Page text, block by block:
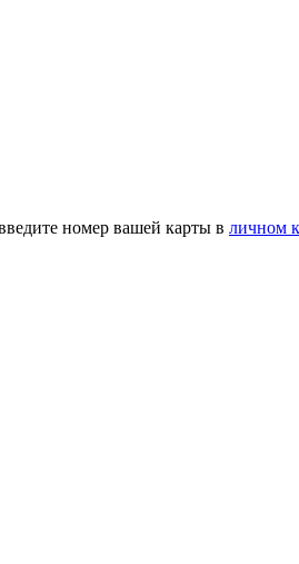
номер вашей карты в личном